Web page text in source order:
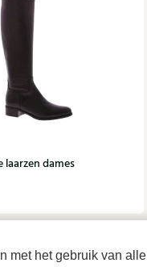
met het gebruik van alle
laarzen dames